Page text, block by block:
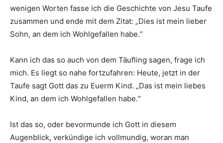
wenigen Worten fasse ich die Geschichte von Jesu Taufe
zusammen und ende mit dem Zitat: „Dies ist mein lieber
Sohn, an dem ich Wohlgefallen habe.“
Kann ich das so auch von dem Täufling sagen, frage ich
mich. Es liegt so nahe fortzufahren: Heute, jetzt in der
Taufe sagt Gott das zu Euerm Kind. „Das ist mein liebes
Kind, an dem ich Wohlgefallen habe.“
Ist das so, oder bevormunde ich Gott in diesem
Augenblick, verkündige ich vollmundig, woran man